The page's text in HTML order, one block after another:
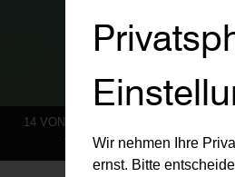
14 VON 786 MIETWOHNUNGEN
ZU UNSEREN AKTUELLEN
Wir nehmen Ihre
ernst. Bitte